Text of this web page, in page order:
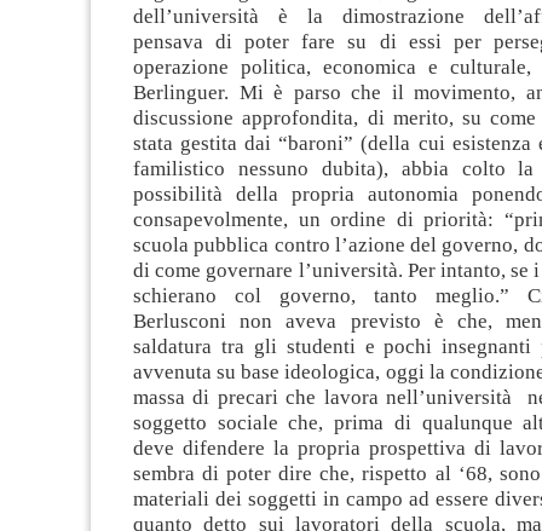
dell’università è la dimostrazione
pensava di poter fare su di essi per
operazione politica, economica e
Berlinguer. Mi è parso che il movimento,
discussione approfondita, di merito, su
stata gestita dai “baroni” (della cui esistenza
familistico nessuno dubita), abbia colto
possibilità della propria autonomia
consapevolmente, un ordine di priorità:
scuola pubblica contro l’azione del governo,
di come governare l’università. Per intanto, se
schierano col governo, tanto meglio.”
Berlusconi non aveva previsto è che,
saldatura tra gli studenti e pochi insegnanti
avvenuta su base ideologica, oggi la
massa di precari che lavora nell’università
soggetto sociale che, prima di qualunque
deve difendere la propria prospettiva di
sembra di poter dire che, rispetto al ‘68,
materiali dei soggetti in campo ad essere
quanto detto sui lavoratori della scuola,